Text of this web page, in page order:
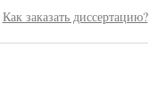
Как заказать диссертацию?